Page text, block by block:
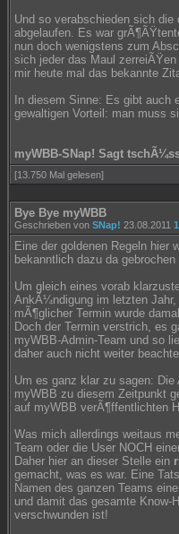
Und so verabschieden sich
abgelaufen. Es war
nun doch wenigstens zum
sich jeder das Maul
mir heute mal das bekannte
In diesem Sinne: Es gibt auch
gewaltigen Vorteil: man muss
myWBB-SNap! Sagt
[13.750 Mal gelesen]
Bye Bye myWBB
Geschrieben von SNap! 23.08.2011
Eine der goldenen Regeln hier
bekanntlich dazu da gebrochen
Um gleich eines vorab
AnkÃ¼ndigung im letzten
mÃ¶glicher Termin wurde
Doch der Termin verstrich, es
myWBB-Admin-Team und so
daher auch nicht weiter
Um es ganz klar zu sagen:
myWBB zu diesem Zeitpunkt
auf myWBB verÃ¶ffentlichten
Was mich allerdings weitaus
Team oder die User NOCH
Daher hier an dieser Stelle ein
gemacht, was es war. Eine
Namen des ganzen Teams
und damit das gesamte Know-
verschwunden ist!